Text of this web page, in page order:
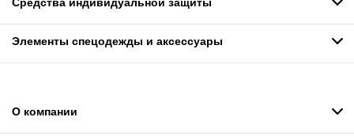
Элементы спецодежды и аксессуары
О компании